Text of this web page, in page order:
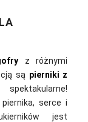
z różnymi
są pierniki z
serce i
jest